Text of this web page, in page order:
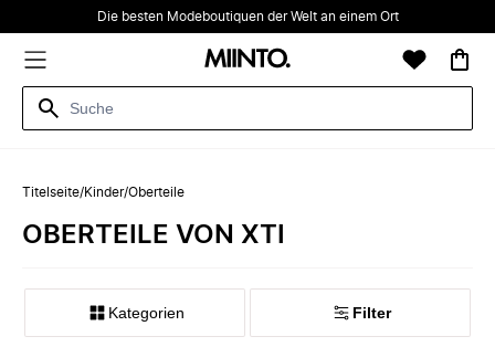
Die besten Modeboutiquen der Welt an einem Ort
Titelseite/Kinder/Oberteile
OBERTEILE VON XTI
Kategorien Filter